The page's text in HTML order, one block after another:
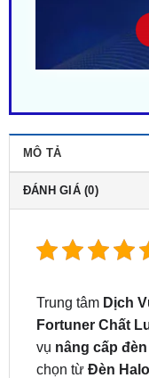
ĐÁNH GIÁ (0)
Trung tâmDịch
vụnâng cấp
chọn từĐèn
đèn pha Laser
với mọi nhu cầu.